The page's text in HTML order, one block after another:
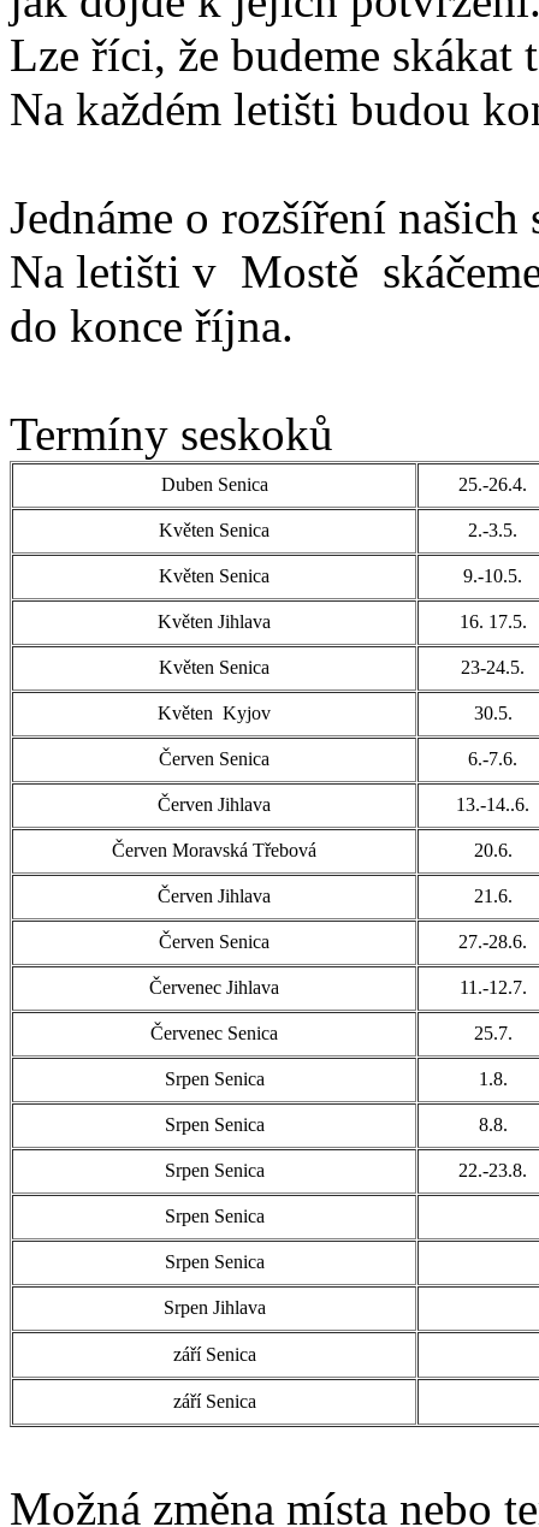
Lze říci, že budeme skákat
Na každém letišti budou
Jednáme o rozšíření
Na letišti v Mostě
do konce října.
Termíny seskoků
Duben Senica 25.-26.4.
Květen Senica 2.-3.5.
Květen Senica 9.-10.5.
Květen Jihlava 16. 17.5.
Květen Senica 23-24.5.
Květen Kyjov 30.5.
Červen Senica 6.-7.6.
Červen Jihlava 13.-14..6.
Červen Moravská Třebová 20.6.
Červen Jihlava 21.6.
Červen Senica 27.-28.6.
Červenec Jihlava 11.-12.7.
Červenec Senica 25.7.
Srpen Senica 1.8.
Srpen Senica 8.8.
Srpen Senica 22.-23.8.
Srpen Senica
Srpen Senica
Srpen Jihlava
září Senica
září Senica
Možná změna místa nebo